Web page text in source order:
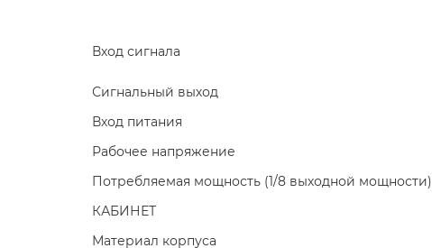
Вход сигнала
Сигнальный выход
Вход питания
Рабочее напряжение
Потребляемая мощность (1/8 выходной мощности)
КАБИНЕТ
Материал корпуса